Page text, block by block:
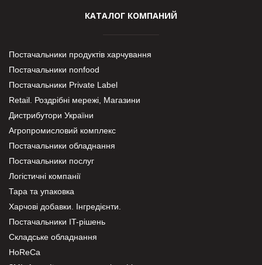
КАТАЛОГ КОМПАНИЙ
Постачальники продуктів харчування
Постачальники nonfood
Постачальники Private Label
Retail. Роздрібні мережі, Магазини
Дистрибутори України
Агропромисловий комплекс
Постачальники обладнання
Постачальники послуг
Логістичні компанії
Тара та упаковка
Харчові добавки. Інгредієнти.
Постачальники IT-рішень
Складське обладнання
HoReCa